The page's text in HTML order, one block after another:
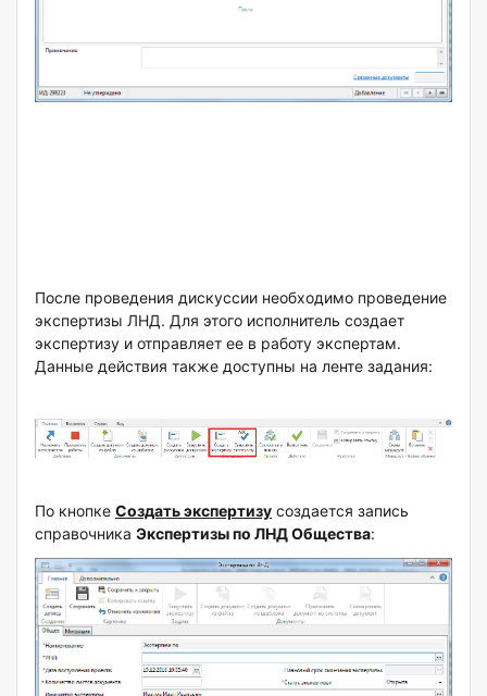
После проведения дискуссии необходимо проведение
экспертизы ЛНД. Для этого исполнитель создает
экспертизу и отправляет ее в работу экспертам.
Данные действия также доступны на ленте задания:
По кнопке Создать экспертизу создается запись
справочника Экспертизы по ЛНД Общества: